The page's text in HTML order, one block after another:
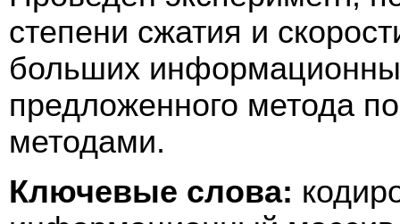
степени сжатия и
больших
предложенного метода
методами.
Ключевые слова: